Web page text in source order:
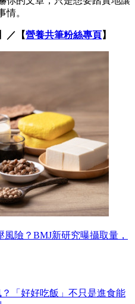
情。
／【營養共筆粉絲專頁】
險？BMJ新研究曝攝取量，
「好好吃飯」不只是進食能